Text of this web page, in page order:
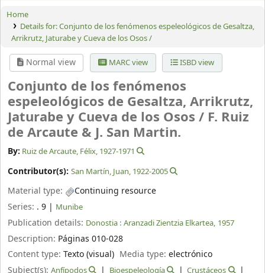
Home
Details for:Conjunto de los fenómenos espeleológicos de Gesaltza,
Arrikrutz, Jaturabe y Cueva de los Osos /
Normal view MARC view ISBD view
Conjunto de los fenómenos
espeleológicos de Gesaltza, Arrikrutz,
Jaturabe y Cueva de los Osos / F. Ruiz
de Arcaute & J. San Martin.
By: Ruiz de Arcaute, Félix, 1927-1971
Contributor(s): San Martín, Juan, 1922-2005
Material type:
Continuing resource
Series: . 9 | Munibe
Publication details: Donostia : Aranzadi Zientzia Elkartea, 1957
Description: Páginas 010-028
Content type: Texto (visual) Media type:electrónico
Subject(s): Anfípodos Bioespeleología
Crustáceos